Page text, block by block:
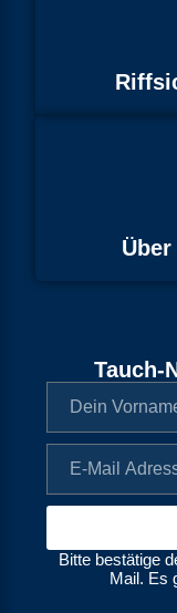
Tauch-
Bitte bestätige
Mail. Es